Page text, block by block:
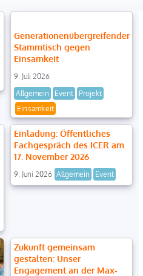
Generationenübergreifender
Stammtisch gegen
Einsamkeit
9. Juli 2026
Allgemein
Event
Projekt
Einsamkeit
Einladung: Öffentliches
Fachgespräch des ICER am
17. November 2026
9. Juni 2026 Allgemein Event
Zukunft gemeinsam
gestalten: Unser
Engagement an der Max-